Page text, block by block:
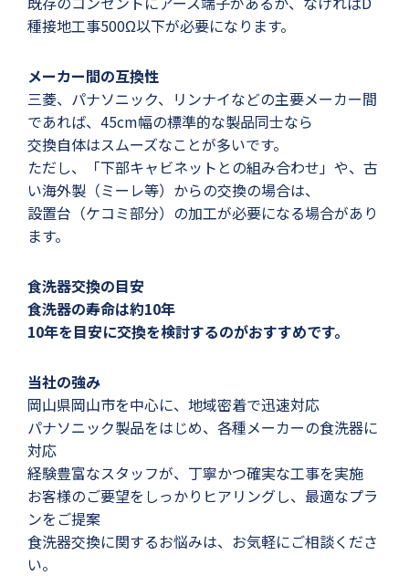
種接地工事500Ω以下が必要になります。
メーカー間の互換性
三菱、パナソニック、リンナイなどの主要メーカー間
であれば、45cm幅の標準的な製品同士なら
交換自体はスムーズなことが多いです。
ただし、「下部キャビネットとの組み合わせ」や、古
い海外製（ミーレ等）からの交換の場合は、
設置台（ケコミ部分）の加工が必要になる場合があり
ます。
食洗器交換の目安
食洗器の寿命は約10年
10年を目安に交換を検討するのがおすすめです。
当社の強み
岡山県岡山市を中心に、地域密着で迅速対応
パナソニック製品をはじめ、各種メーカーの食洗器に
対応
経験豊富なスタッフが、丁寧かつ確実な工事を実施
お客様のご要望をしっかりヒアリングし、最適なプラ
ンをご提案
食洗器交換に関するお悩みは、お気軽にご相談くださ
い。